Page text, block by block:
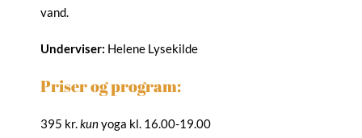
vand.
Underviser: Helene Lysekilde
Priser og program:
395 kr.kunyoga kl. 16.00-19.00